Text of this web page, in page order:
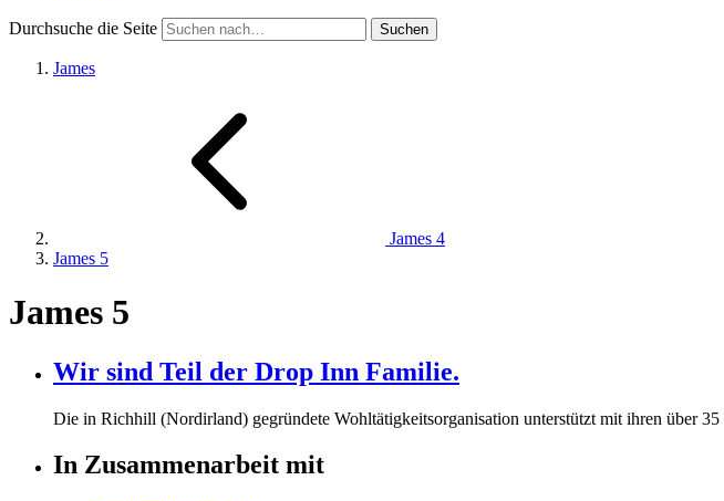
Durchsuche die Seite
James
James 4
James 5
James 5
Wir sind Teil der Drop Inn Familie.
Die in Richhill (Nordirland) gegründete Wohltätigkeitsorganisation unterstützt mit ihren über35
In Zusammenarbeit mit